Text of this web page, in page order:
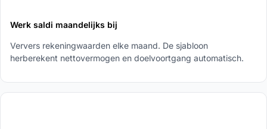
Werk saldi maandelijks bij
Ververs rekeningwaarden elke maand. De sjabloon
herberekent nettovermogen en doelvoortgang automatisch.